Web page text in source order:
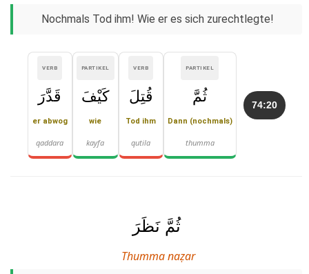
Nochmals Tod ihm! Wie er es sich zurechtlegte!
74:20
PARTIKEL
ثُمَّ
Dann (nochmals)
thumma
VERB
قُتِلَ
Tod ihm
qutila
PARTIKEL
كَيْفَ
wie
kayfa
VERB
قَدَّرَ
er abwog
qaddara
ثُمَّ نَظَرَ
Thumma naẓar